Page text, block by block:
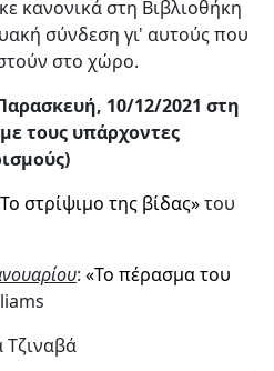
κανονικά στη Βιβλιοθήκη
σύνδεση γι' αυτούς που
στο χώρο.
10/12/2021 στη
τους υπάρχοντες
στρίψιμο της βίδας»του
: «Το πέρασμα του
Τζιναβά